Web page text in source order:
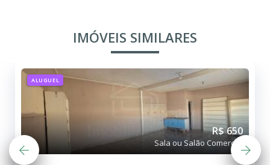
IMÓVEIS SIMILARES
ALUGUEL
R$ 650
Sala ou Salão Comercial